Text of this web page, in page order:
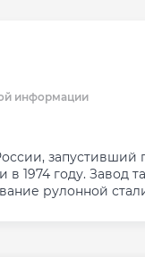
информации
запустивший
году. Завод
рулонной